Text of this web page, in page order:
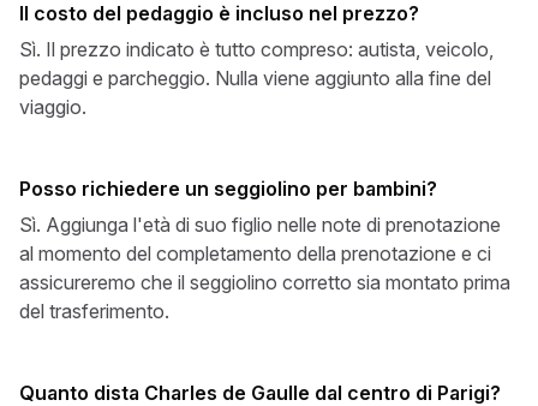
Il costo del pedaggio è incluso nel prezzo?
Sì. Il prezzo indicato è tutto compreso: autista, veicolo,
pedaggi e parcheggio. Nulla viene aggiunto alla fine del
viaggio.
Posso richiedere un seggiolino per bambini?
Sì. Aggiunga l'età di suo figlio nelle note di prenotazione
al momento del completamento della prenotazione e ci
assicureremo che il seggiolino corretto sia montato prima
del trasferimento.
Quanto dista Charles de Gaulle dal centro di Parigi?